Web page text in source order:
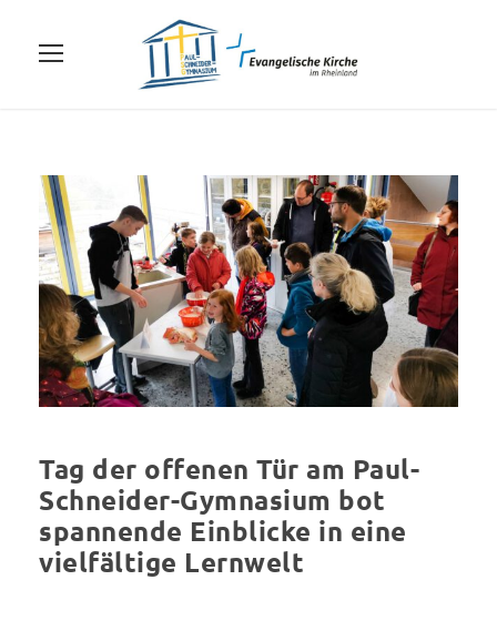
Tag der offenen Tür am Paul-
Schneider-Gymnasium bot
spannende Einblicke in eine
vielfältige Lernwelt